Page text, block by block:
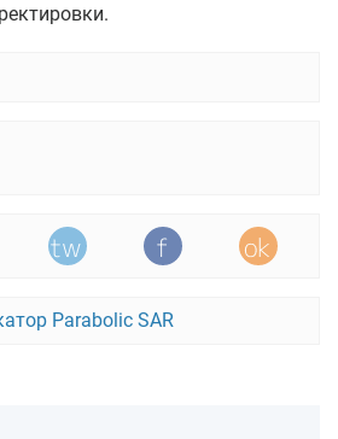
Parabolic SAR